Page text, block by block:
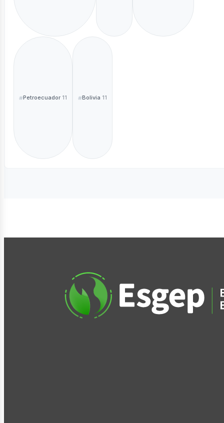
Petroecuador 11 Bolivia 11